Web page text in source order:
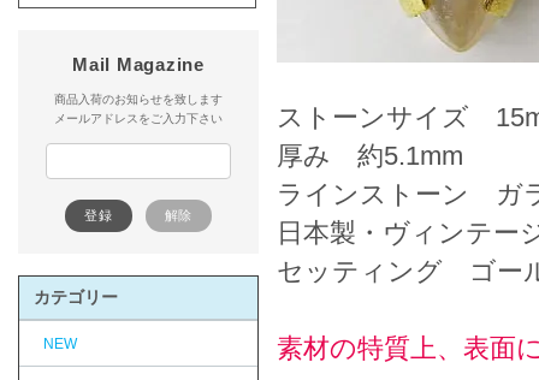
ストーンサイズ
厚み 約5.1mm
ラインストーン ガ
日本製・ヴィンテー
セッティング ゴー
素材の特質上、表面
Mail Magazine
商品入荷のお知らせを致します
メールアドレスをご入力下さい
カテゴリー
NEW